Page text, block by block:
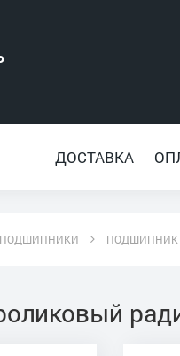
ДОСТАВКА
ПОДШИПНИКИ ПОДШИПНИК